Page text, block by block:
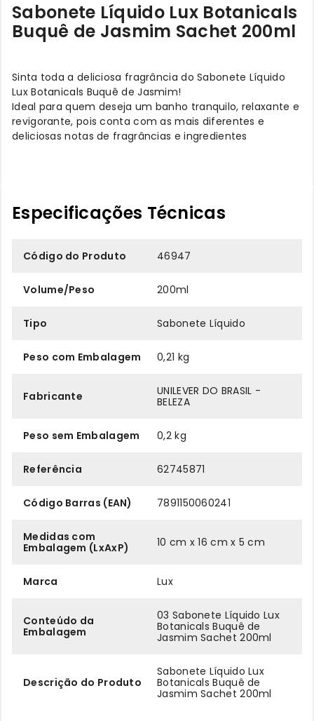
Sabonete Líquido Lux Botanicals
Buquê de Jasmim Sachet 200ml
Sinta toda a deliciosa fragrância do Sabonete Líquido
Lux Botanicals Buquê de Jasmim!
Ideal para quem deseja um banho tranquilo, relaxante e
revigorante, pois conta com as mais diferentes e
deliciosas notas de fragrâncias e ingredientes
Especificações Técnicas
Código do Produto 46947
Volume/Peso 200ml
Tipo Sabonete Líquido
Peso com Embalagem 0,21 kg
Fabricante
UNILEVER DO BRASIL -
BELEZA
Peso sem Embalagem 0,2 kg
Referência 62745871
Código Barras (EAN) 7891150060241
Medidas com
Embalagem (LxAxP)
10 cm x 16 cm x 5 cm
Marca Lux
Conteúdo da
Embalagem
03 Sabonete Líquido Lux
Botanicals Buquê de
Jasmim Sachet 200ml
Descrição do Produto
Sabonete Líquido Lux
Botanicals Buquê de
Jasmim Sachet 200ml